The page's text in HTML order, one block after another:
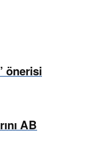
önerisi
AB